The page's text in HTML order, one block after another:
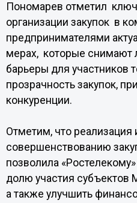
Пономарев отметил
организации закупок в
предпринимателями
мерах, которые снимают
барьеры для участников
прозрачность закупок,
конкуренции.
Отметим, что реализация
совершенствованию
позволила
долю участия субъектов
а также улучшить